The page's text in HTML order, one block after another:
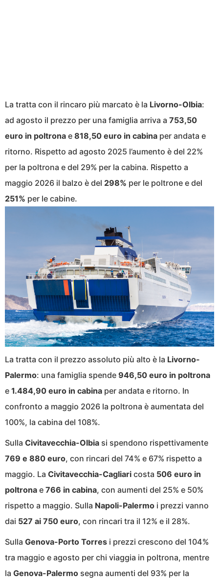
La tratta con il rincaro più marcato è la Livorno-Olbia:
ad agosto il prezzo per una famiglia arriva a 753,50
euro in poltrona e 818,50 euro in cabina per andata e
ritorno. Rispetto ad agosto 2025 l’aumento è del 22%
per la poltrona e del 29% per la cabina. Rispetto a
maggio 2026 il balzo è del 298% per le poltrone e del
251% per le cabine.
La tratta con il prezzo assoluto più alto è la Livorno-
Palermo: una famiglia spende 946,50 euro in poltrona
e 1.484,90 euro in cabina per andata e ritorno. In
confronto a maggio 2026 la poltrona è aumentata del
100%, la cabina del 108%.
Sulla Civitavecchia-Olbia si spendono rispettivamente
769 e 880 euro, con rincari del 74% e 67% rispetto a
maggio. La Civitavecchia-Cagliari costa 506 euro in
poltrona e 766 in cabina, con aumenti del 25% e 50%
rispetto a maggio. Sulla Napoli-Palermo i prezzi vanno
dai 527 ai 750 euro, con rincari tra il 12% e il 28%.
Sulla Genova-Porto Torres i prezzi crescono del 104%
tra maggio e agosto per chi viaggia in poltrona, mentre
la Genova-Palermo segna aumenti del 93% per la